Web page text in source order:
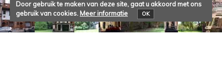
Door gebruik te maken van deze site, gaat u akkoord met ons
gebruik van cookies. Meer informatie OK